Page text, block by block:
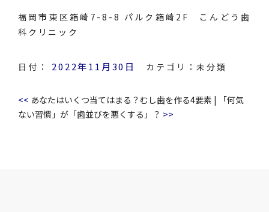
福岡市東区箱崎7-8-8 パルク箱崎2F こんどう歯
科クリニック
日付： 2022年11月30日 カテゴリ：未分類
<< あなたはいくつ当てはまる？むし歯を作る4要素 |
「何気
ない習慣」が「歯並びを悪くする」？ >>